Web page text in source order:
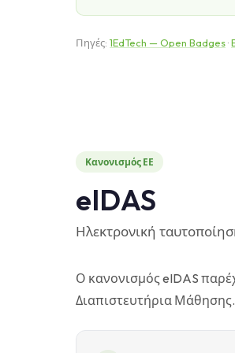
Πηγές: 1EdTech — Open Badges·
Κανονισμός ΕΕ
eIDAS
Ηλεκτρονική
Ο κανονισμός eIDAS
Διαπιστευτήρια